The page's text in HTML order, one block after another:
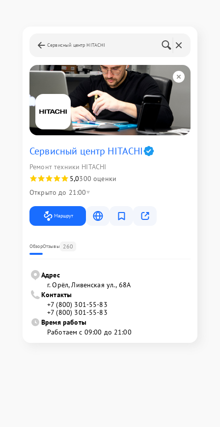
Сервисный центр HITACHI
Сервисный центр HITACHI
Ремонт техники HITACHI
5,0300 оценки
Открыто до 21:00
Маршрут
ОбзорОтзывы 260
Адрес
г. Орёл, Ливенская ул., 68А
Контакты
+7 (800) 301-55-83
+7 (800) 301-55-83
Время работы
Работаем с 09:00 до 21:00